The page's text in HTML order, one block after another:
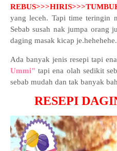
yang leceh. Tapi time teringin
Sebab susah nak jumpa orang
daging masak kicap
Ada banyak jenis resepi tapi
Ummi" tapi ena olah sedikit
sebab mudah dan tak banyak
RESEPI